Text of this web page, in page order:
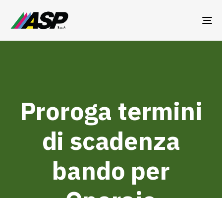
Proroga termini
di scadenza
bando per